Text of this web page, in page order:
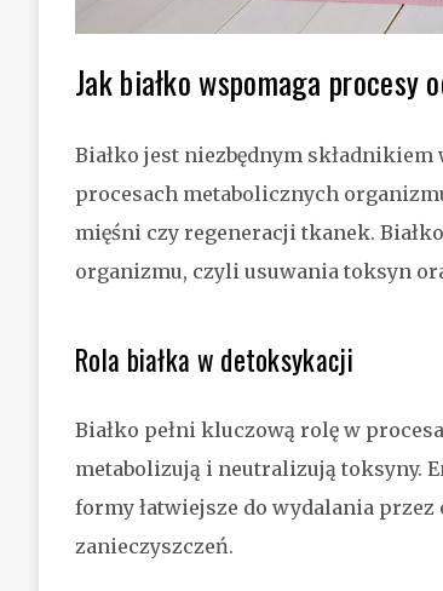
Jak białko wspomaga procesy
Białko jest niezbędnym
procesach metabolicznych
mięśni czy regeneracji tkanek.
organizmu, czyli usuwania toksyn
Rola białka w detoksykacji
Białko pełni kluczową rolę w
metabolizują i neutralizują toksyny.
formy łatwiejsze do wydalania
zanieczyszczeń.